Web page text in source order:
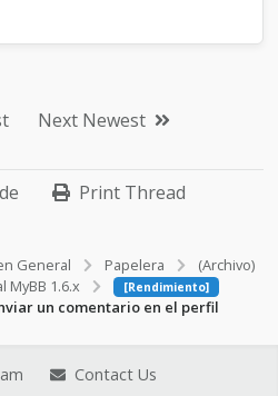
Next Newest
Print Thread
General Papelera
(Archivo)
MyBB 1.6.x [Rendimiento]
un comentario en el perfil
Contact Us